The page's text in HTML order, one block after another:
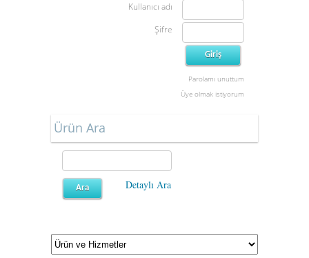
Kullanıcı adı
Şifre
Parolamı unuttum
Üye olmak istiyorum
Ürün Ara
Detaylı Ara